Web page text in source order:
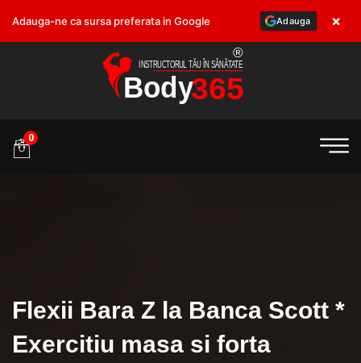
0
Flexii Bara Z la Banca Scott *
Exercitiu masa si forta
Adauga-ne ca sursa preferata in Google Adauga ×